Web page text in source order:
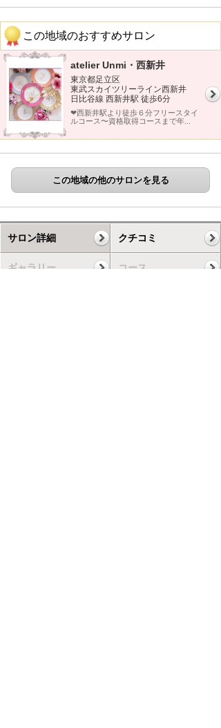
この地域のおすすめサロン
atelier Unmi・西新井
東京都足立区
東武スカイツリーライン西新井
日比谷線 西新井駅 徒歩6分
❤︎西新井駅より徒歩６分フリースタイ
ルコース〜資格取得コースまで年...
この地域の他のサロンを見る
サロン詳細 クチコミ
ギャラリー コース